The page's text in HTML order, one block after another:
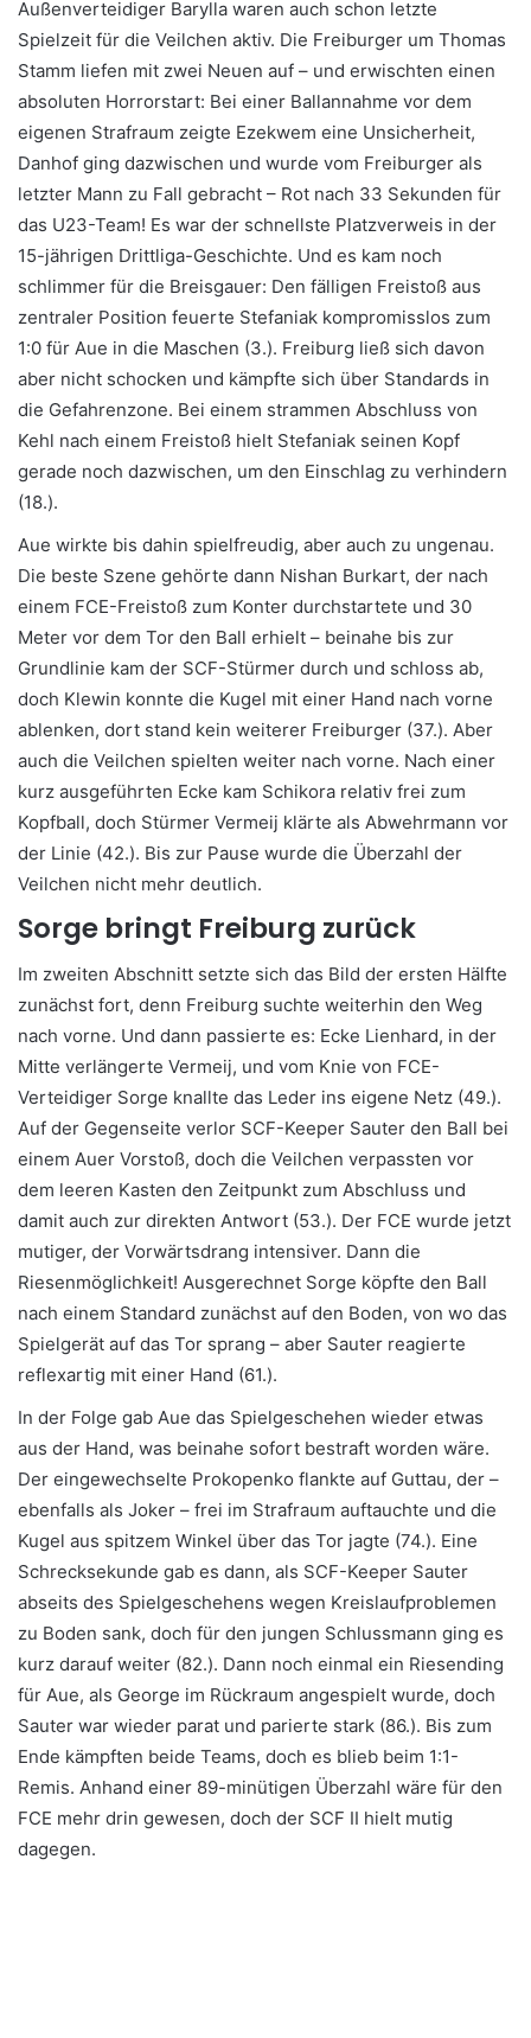
Außenverteidiger Barylla waren auch schon letzte
Spielzeit für die Veilchen aktiv. Die Freiburger um Thomas
Stamm liefen mit zwei Neuen auf – und erwischten einen
absoluten Horrorstart: Bei einer Ballannahme vor dem
eigenen Strafraum zeigte Ezekwem eine Unsicherheit,
Danhof ging dazwischen und wurde vom Freiburger als
letzter Mann zu Fall gebracht – Rot nach 33 Sekunden für
das U23-Team! Es war der schnellste Platzverweis in der
15-jährigen Drittliga-Geschichte. Und es kam noch
schlimmer für die Breisgauer: Den fälligen Freistoß aus
zentraler Position feuerte Stefaniak kompromisslos zum
1:0 für Aue in die Maschen (3.). Freiburg ließ sich davon
aber nicht schocken und kämpfte sich über Standards in
die Gefahrenzone. Bei einem strammen Abschluss von
Kehl nach einem Freistoß hielt Stefaniak seinen Kopf
gerade noch dazwischen, um den Einschlag zu verhindern
(18.).
Aue wirkte bis dahin spielfreudig, aber auch zu ungenau.
Die beste Szene gehörte dann Nishan Burkart, der nach
einem FCE-Freistoß zum Konter durchstartete und 30
Meter vor dem Tor den Ball erhielt – beinahe bis zur
Grundlinie kam der SCF-Stürmer durch und schloss ab,
doch Klewin konnte die Kugel mit einer Hand nach vorne
ablenken, dort stand kein weiterer Freiburger (37.). Aber
auch die Veilchen spielten weiter nach vorne. Nach einer
kurz ausgeführten Ecke kam Schikora relativ frei zum
Kopfball, doch Stürmer Vermeij klärte als Abwehrmann vor
der Linie (42.). Bis zur Pause wurde die Überzahl der
Veilchen nicht mehr deutlich.
Sorge bringt Freiburg zurück
Im zweiten Abschnitt setzte sich das Bild der ersten Hälfte
zunächst fort, denn Freiburg suchte weiterhin den Weg
nach vorne. Und dann passierte es: Ecke Lienhard, in der
Mitte verlängerte Vermeij, und vom Knie von FCE-
Verteidiger Sorge knallte das Leder ins eigene Netz (49.).
Auf der Gegenseite verlor SCF-Keeper Sauter den Ball bei
einem Auer Vorstoß, doch die Veilchen verpassten vor
dem leeren Kasten den Zeitpunkt zum Abschluss und
damit auch zur direkten Antwort (53.). Der FCE wurde jetzt
mutiger, der Vorwärtsdrang intensiver. Dann die
Riesenmöglichkeit! Ausgerechnet Sorge köpfte den Ball
nach einem Standard zunächst auf den Boden, von wo das
Spielgerät auf das Tor sprang – aber Sauter reagierte
reflexartig mit einer Hand (61.).
In der Folge gab Aue das Spielgeschehen wieder etwas
aus der Hand, was beinahe sofort bestraft worden wäre.
Der eingewechselte Prokopenko flankte auf Guttau, der –
ebenfalls als Joker – frei im Strafraum auftauchte und die
Kugel aus spitzem Winkel über das Tor jagte (74.). Eine
Schrecksekunde gab es dann, als SCF-Keeper Sauter
abseits des Spielgeschehens wegen Kreislaufproblemen
zu Boden sank, doch für den jungen Schlussmann ging es
kurz darauf weiter (82.). Dann noch einmal ein Riesending
für Aue, als George im Rückraum angespielt wurde, doch
Sauter war wieder parat und parierte stark (86.). Bis zum
Ende kämpften beide Teams, doch es blieb beim 1:1-
Remis. Anhand einer 89-minütigen Überzahl wäre für den
FCE mehr drin gewesen, doch der SCF II hielt mutig
dagegen.